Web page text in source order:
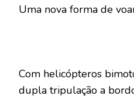
Uma nova forma de
Com helicópteros
dupla tripulação a